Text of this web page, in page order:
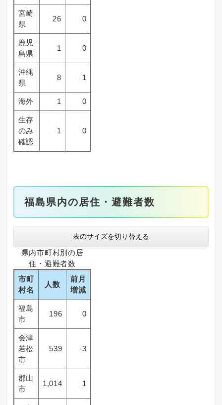
宮崎
県
26 0
鹿児
島県
1 0
沖縄
県
8 1
海外 1 0
生存
のみ
確認
1 0
福島県内の居住・避難者数
表のサイズを切り替える
県内市町村別の居
住・避難者数
市町
村名
人数
前月
増減
福島
市
196 0
会津
若松
市
539 -3
郡山
市
1,014 1